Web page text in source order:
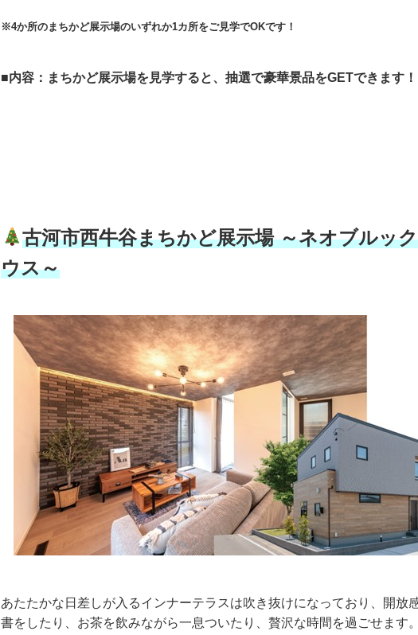
※4か所のまちかど展示場のいずれか1カ所をご見学でOKです！
■内容：まちかど展示場を見学すると、抽選で豪華景品をGETできます！
古河市西牛谷まちかど展示場 ～ネオブルッ
ウス～
あたたかな日差しが入るインナーテラスは吹き抜けになっており、開放
書をしたり、お茶を飲みながら一息ついたり、贅沢な時間を過ごせます